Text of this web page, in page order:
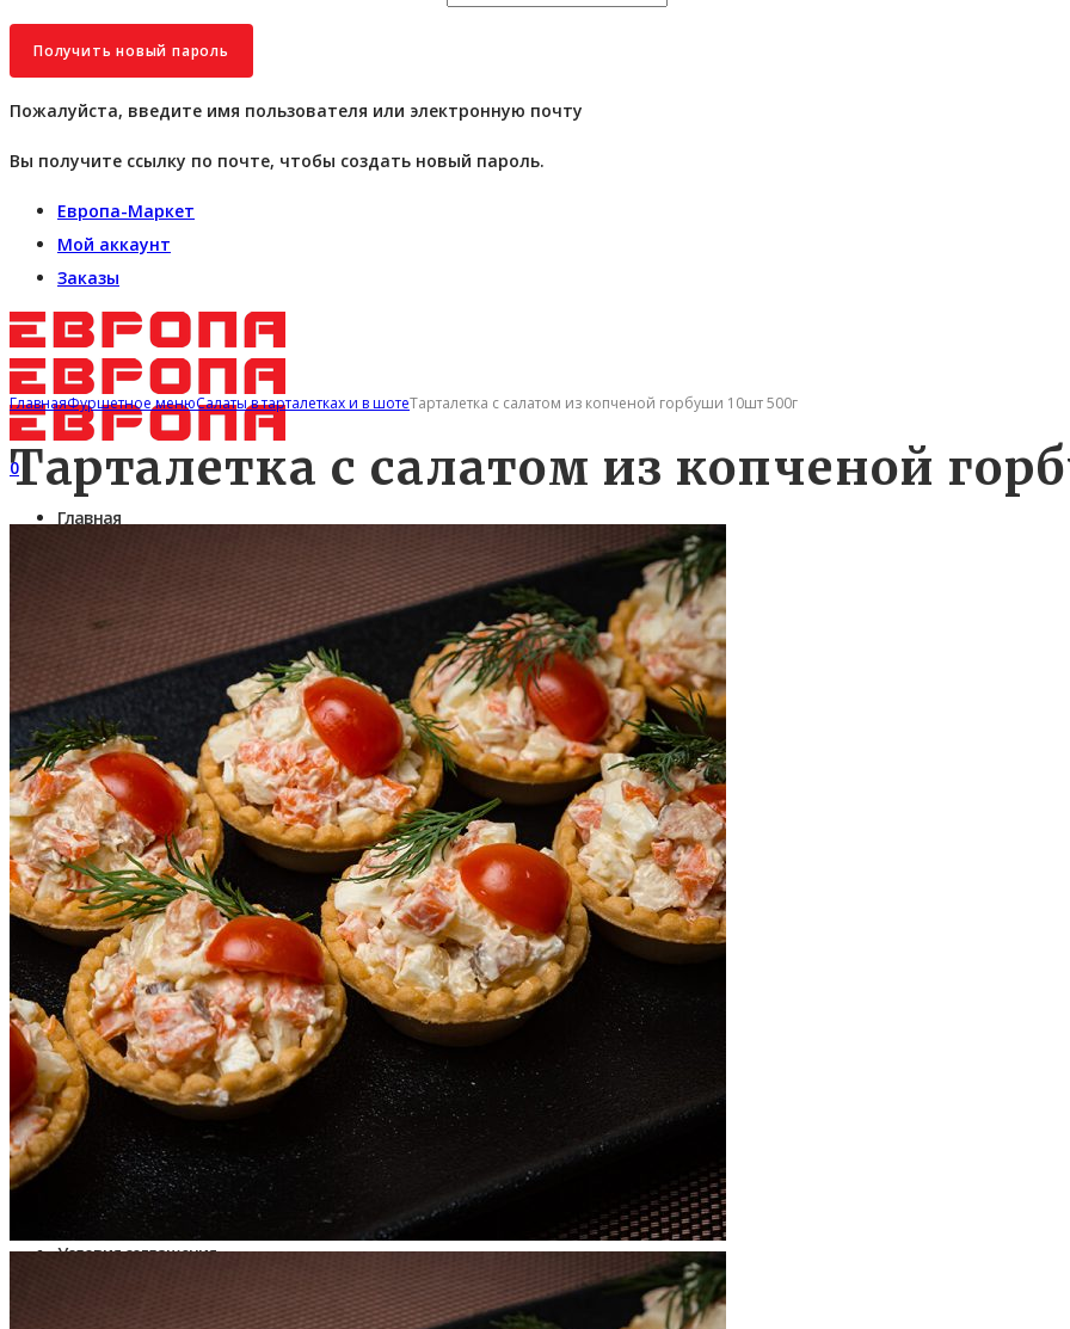
Пожалуйста, введите имя пользователя или электронную почту
Вы получите ссылку по почте, чтобы создать новый пароль.
Европа-Маркет
Мой аккаунт
Заказы
0
Главная
Готовые предложения на 1 персону
Салаты в тарталетках и в шоте
Закуски
Коктейльные закуски (канапе)
Бутерброды
Рулетики закусочные
Профитроли, волованы, киши
Банкетные блюда
Горячие закуски
Закуски к пиву
Вторые блюда из мяса, птицы и овощей
Вторые блюда из рыбы
Мини Выпечка
Пицца
Роллы
Десерты, Торты
Детское меню
Напитки
Аксессуары
Оплата и доставка
Условия соглашения
ГлавнаяФуршетное менюСалаты в тарталетках и в шотеТарталетка с салатом из копченой горбуши 10шт 500г
Тарталетка с салатом из копченой